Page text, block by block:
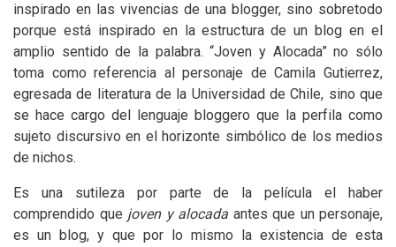
inspirado en las vivencias de una blogger, sino sobretodo
porque está inspirado en la estructura de un blog en el
amplio sentido de la palabra. “Joven y Alocada” no sólo
toma como referencia al personaje de Camila Gutierrez,
egresada de literatura de la Universidad de Chile, sino que
se hace cargo del lenguaje bloggero que la perfila como
sujeto discursivo en el horizonte simbólico de los medios
de nichos.
Es una sutileza por parte de la película el haber
comprendido que joven y alocada antes que un personaje,
es un blog, y que por lo mismo la existencia de esta